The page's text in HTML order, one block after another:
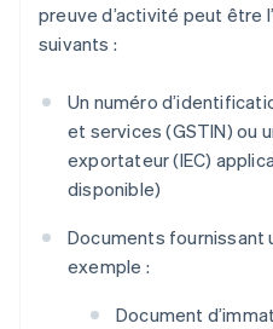
preuve d’activité peut être
suivants :
Un numéro
et services (GSTIN) ou
exportateur (IEC)
disponible)
Documents fournissant
exemple :
Document